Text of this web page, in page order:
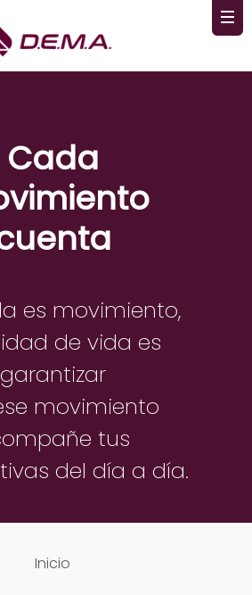
Cada
es movimiento,
de vida es
garantizar
movimiento
tus
del día a día.
Inicio